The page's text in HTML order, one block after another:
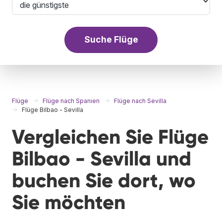
Suche Flüge
Flüge Flüge nach Spanien
Flüge nach Sevilla
Flüge Bilbao - Sevilla
Vergleichen Sie Flüge
Bilbao - Sevilla und
buchen Sie dort, wo
Sie möchten